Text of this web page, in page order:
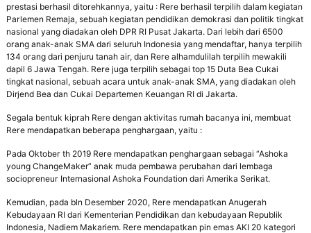
prestasi berhasil ditorehkannya, yaitu : Rere berhasil terpilih dalam kegiatan
Parlemen Remaja, sebuah kegiatan pendidikan demokrasi dan politik tingkat
nasional yang diadakan oleh DPR RI Pusat Jakarta. Dari lebih dari 6500
orang anak-anak SMA dari seluruh Indonesia yang mendaftar, hanya terpilih
134 orang dari penjuru tanah air, dan Rere alhamdulilah terpilih mewakili
dapil 6 Jawa Tengah. Rere juga terpilih sebagai top 15 Duta Bea Cukai
tingkat nasional, sebuah acara untuk anak-anak SMA, yang diadakan oleh
Dirjend Bea dan Cukai Departemen Keuangan RI di Jakarta.
Segala bentuk kiprah Rere dengan aktivitas rumah bacanya ini, membuat
Rere mendapatkan beberapa penghargaan, yaitu :
Pada Oktober th 2019 Rere mendapatkan penghargaan sebagai “Ashoka
young ChangeMaker” anak muda pembawa perubahan dari lembaga
sociopreneur Internasional Ashoka Foundation dari Amerika Serikat.
Kemudian, pada bln Desember 2020, Rere mendapatkan Anugerah
Kebudayaan RI dari Kementerian Pendidikan dan kebudayaan Republik
Indonesia, Nadiem Makariem. Rere mendapatkan pin emas AKI 20 kategori